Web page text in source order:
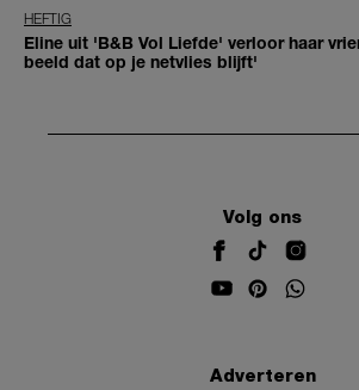
HEFTIG
Eline uit 'B&B Vol Liefde' verloor haar
beeld dat op je netvlies blijft'
Volg ons
Adverteren